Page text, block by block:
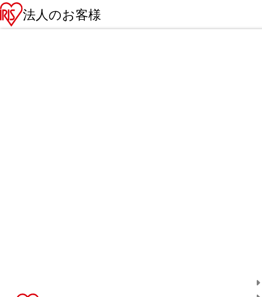
法人のお客様